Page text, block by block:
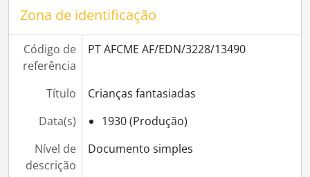
[Documento simples] Criança fantasiada
[Documento simples] Criança fantasiada
[Documento simples] Criança fantasiada
[Documento simples] Pierrot (criança fantasiada)
[Documento simples] Minhota (criança fantasiada)
[Documento simples] Dama Antiga (criança fantasiada)
[Documento simples] Pastor e Ceifeira (crianças fantasiadas)
Zona de identificação
Código de
referência
PT AFCME AF/EDN/3228/13490
Título
Crianças fantasiadas
Data(s)
1930 (Produção)
Nível de
descrição
Documento simples